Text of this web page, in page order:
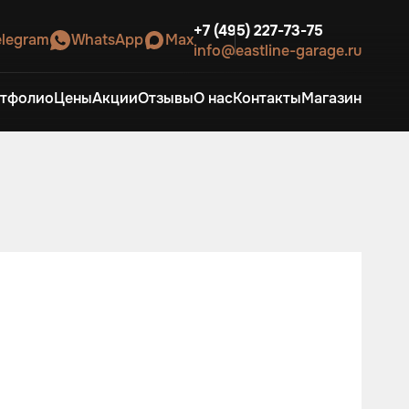
WhatsApp Max+7 (495) 227-73-75
info@eastline-garage.ru
ЦеныАкцииОтзывыО насКонтактыМагазин